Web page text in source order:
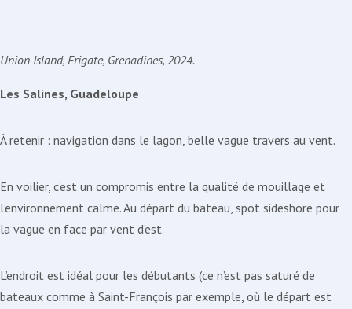
Union Island, Frigate, Grenadines, 2024.
Les Salines, Guadeloupe
À retenir : navigation dans le lagon, belle vague travers au vent.
En voilier, c’est un compromis entre la qualité de mouillage et
l’environnement calme. Au départ du bateau, spot sideshore pour
la vague en face par vent d’est.
L’endroit est idéal pour les débutants (ce n’est pas saturé de
bateaux comme à Saint-François par exemple, où le départ est